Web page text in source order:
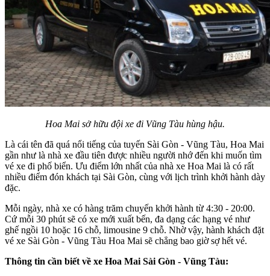
Hoa Mai sở hữu đội xe đi Vũng Tàu hùng hậu.
Là cái tên đã quá nổi tiếng của tuyến Sài Gòn - Vũng Tàu, Hoa Mai
gần như là nhà xe đầu tiên được nhiều người nhớ đến khi muốn tìm
vé xe đi phố biển. Ưu điểm lớn nhất của nhà xe Hoa Mai là có rất
nhiều điểm đón khách tại Sài Gòn, cùng với lịch trình khởi hành dày
đặc.
Mỗi ngày, nhà xe có hàng trăm chuyến khởi hành từ 4:30 - 20:00.
Cứ mỗi 30 phút sẽ có xe mới xuất bến, đa dạng các hạng vé như
ghế ngồi 10 hoặc 16 chỗ, limousine 9 chỗ. Nhờ vậy, hành khách đặt
vé xe Sài Gòn - Vũng Tàu Hoa Mai sẽ chẳng bao giờ sợ hết vé.
Thông tin cần biết về xe Hoa Mai Sài Gòn - Vũng Tàu: